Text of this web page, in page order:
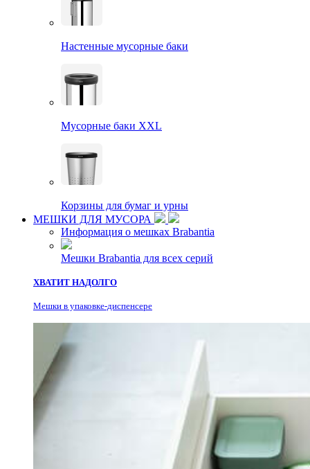
Настенные мусорные баки
Мусорные баки XXL
Корзины для бумаг и урны
МЕШКИ ДЛЯ МУСОРА
Информация о мешках Brabantia
Мешки Brabantia для всех серий
ХВАТИТ НАДОЛГО
Мешки в упаковке-диспенсере